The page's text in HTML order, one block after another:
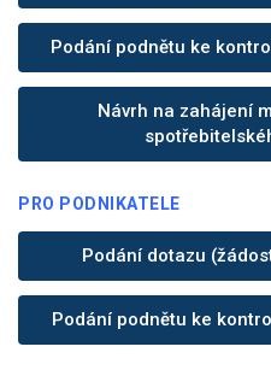
Podání podnětu ke
Návrh na zahájení
PRO PODNIKATELE
Podání dotazu
Podání podnětu ke